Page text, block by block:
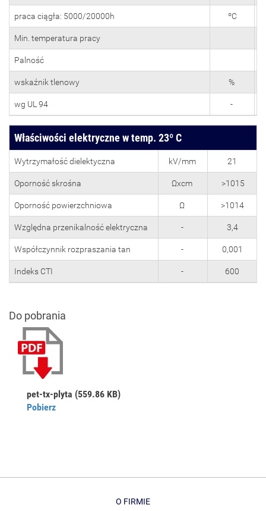
praca ciągła: 5000/20000h ºC
Min. temperatura pracy
Palność
wskaźnik tlenowy %
wg UL 94 -
Właściwości elektryczne w temp. 23º C
Wytrzymałość dielektyczna kV/mm 21
Oporność skrośna Ωxcm >1015
Oporność powierzchniowa Ω >1014
Względna przenikalność elektryczna - 3,4
Współczynnik rozpraszania tan - 0,001
Indeks CTI - 600
Do pobrania
pet-tx-plyta (559.86 KB)
Pobierz
O FIRMIE